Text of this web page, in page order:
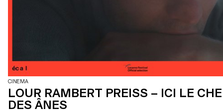
CINEMA
LOUR RAMBERT PREISS – ICI LE
DES ÂNES